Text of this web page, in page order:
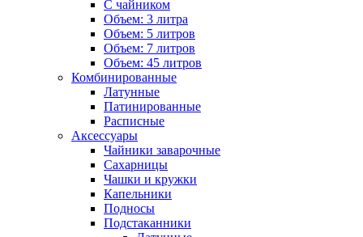
С чайником
Объем: 3 литра
Объем: 5 литров
Объем: 7 литров
Объем: 45 литров
Комбинированные
Латунные
Патинированные
Расписные
Аксессуары
Чайники заварочные
Сахарницы
Чашки и кружки
Капельники
Подносы
Подстаканники